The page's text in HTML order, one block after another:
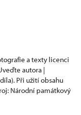
a texty licenci
autora |
Při užití obsahu
Národní památkový